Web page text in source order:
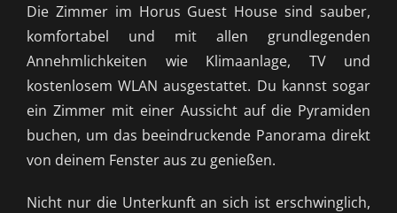
Die Zimmer im Horus Guest House sind sauber,
komfortabel und mit allen grundlegenden
Annehmlichkeiten wie Klimaanlage, TV und
kostenlosem WLAN ausgestattet. Du kannst sogar
ein Zimmer mit einer Aussicht auf die Pyramiden
buchen, um das beeindruckende Panorama direkt
von deinem Fenster aus zu genießen.
Nicht nur die Unterkunft an sich ist erschwinglich,